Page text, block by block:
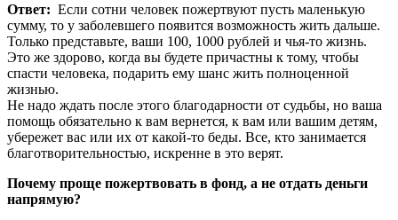
Ответ: Если сотни человек пожертвуют пусть маленькую
сумму, то у заболевшего появится возможность жить дальше.
Только представьте, ваши 100, 1000 рублей и чья-то жизнь.
Это же здорово, когда вы будете причастны к тому, чтобы
спасти человека, подарить ему шанс жить полноценной
жизнью.
Не надо ждать после этого благодарности от судьбы, но ваша
помощь обязательно к вам вернется, к вам или вашим детям,
убережет вас или их от какой-то беды. Все, кто занимается
благотворительностью, искренне в это верят.
Почему проще пожертвовать в фонд, а не отдать деньги
напрямую?